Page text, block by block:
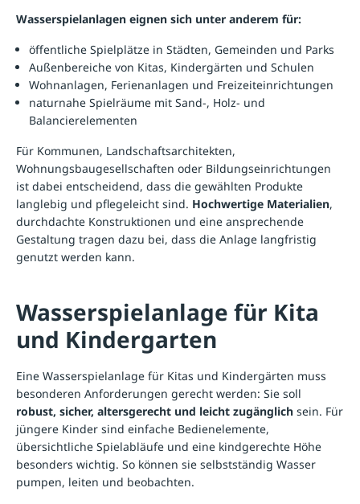
Wasserspielanlagen eignen sich unter anderem für:
öffentliche Spielplätze in Städten, Gemeinden und Parks
Außenbereiche von Kitas, Kindergärten und Schulen
Wohnanlagen, Ferienanlagen und Freizeiteinrichtungen
naturnahe Spielräume mit Sand-, Holz- und
Balancierelementen
Für Kommunen, Landschaftsarchitekten,
Wohnungsbaugesellschaften oder Bildungseinrichtungen
ist dabei entscheidend, dass die gewählten Produkte
langlebig und pflegeleicht sind. Hochwertige Materialien,
durchdachte Konstruktionen und eine ansprechende
Gestaltung tragen dazu bei, dass die Anlage langfristig
genutzt werden kann.
Wasserspielanlage für Kita
und Kindergarten
Eine Wasserspielanlage für Kitas und Kindergärten muss
besonderen Anforderungen gerecht werden: Sie soll
robust, sicher, altersgerecht und leicht zugänglich sein. Für
jüngere Kinder sind einfache Bedienelemente,
übersichtliche Spielabläufe und eine kindgerechte Höhe
besonders wichtig. So können sie selbstständig Wasser
pumpen, leiten und beobachten.